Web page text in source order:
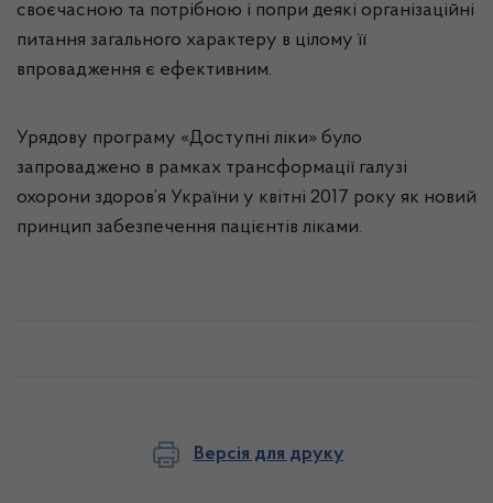
своєчасною та потрібною і попри деякі організаційні
питання загального характеру в цілому її
впровадження є ефективним.
Урядову програму «Доступні ліки» було
запроваджено в рамках трансформації галузі
охорони здоров’я України у квітні 2017 року як новий
принцип забезпечення пацієнтів ліками.
Версія для друку